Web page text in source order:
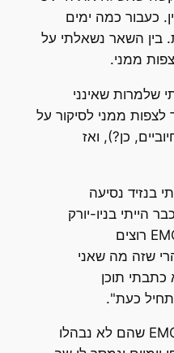
כמה ימים
השאר נשאלתי על
ממני.
שאינני
ממני לסיקור על
כן?), ואז
נסיעה
הייתי בניו-יורק
כמה פעמים. אם ב-EMC רוצים
שזה מה שאני
תוכן
כעת".
ייאמר לזכותה של איריס ו-EMC שהם לא נבהלו